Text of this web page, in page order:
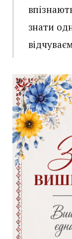
знати